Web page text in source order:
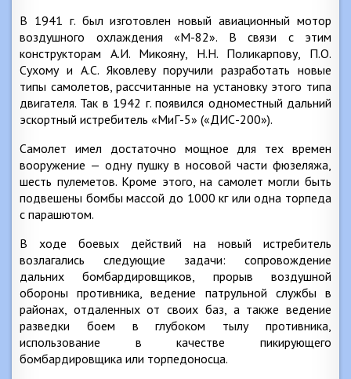
В 1941 г. был изготовлен новый авиационный мотор
воздушного охлаждения «М-82». В связи с этим
конструкторам А.И. Микояну, Н.Н. Поликарпову, П.О.
Сухому и А.С. Яковлеву поручили разработать новые
типы самолетов, рассчитанные на установку этого типа
двигателя. Так в 1942 г. появился одноместный дальний
эскортный истребитель «МиГ-5» («ДИС-200»).
Самолет имел достаточно мощное для тех времен
вооружение — одну пушку в носовой части фюзеляжа,
шесть пулеметов. Кроме этого, на самолет могли быть
подвешены бомбы массой до 1000 кг или одна торпеда
с парашютом.
В ходе боевых действий на новый истребитель
возлагались следующие задачи: сопровождение
дальних бомбардировщиков, прорыв воздушной
обороны противника, ведение патрульной службы в
районах, отдаленных от своих баз, а также ведение
разведки боем в глубоком тылу противника,
использование в качестве пикирующего
бомбардировщика или торпедоносца.